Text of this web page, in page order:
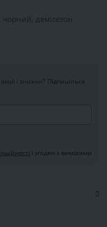
чорний, демісезон
і знижки? Підпишіться
і згоден з вимогами